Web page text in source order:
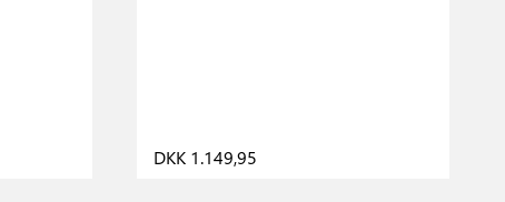
DKK 1.149,95